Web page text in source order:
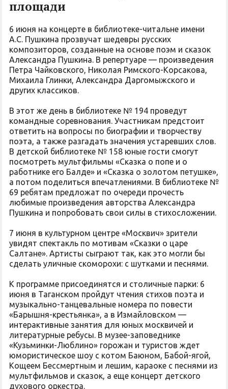
площади
6 июня на концерте в библиотеке-читальне имени
А.С. Пушкина прозвучат шедевры русских
композиторов, созданные на основе поэм и сказок
Александра Пушкина. В репертуаре — произведения
Петра Чайковского, Николая Римского-Корсакова,
Михаила Глинки, Александра Даргомыжского и
других классиков.
В этот же день в библиотеке № 194 проведут
командные соревнования. Участникам предстоит
ответить на вопросы по биографии и творчеству
поэта, а также разгадать значения устаревших слов.
В детской библиотеке № 158 юные гости смогут
посмотреть мультфильмы «Сказка о попе и о
работнике его Балде» и «Сказка о золотом петушке»,
а потом поделиться впечатлениями. В библиотеке №
69 ребятам предложат по очереди прочесть
любимые произведения авторства Александра
Пушкина и попробовать свои силы в стихосложении.
7 июня в культурном центре «Москвич» зрители
увидят спектакль по мотивам «Сказки о царе
Салтане». Артисты сыграют так, как это могли бы
сделать уличные скоморохи: с шутками и песнями.
К программе присоединятся и столичные парки: 6
июня в Таганском пройдут чтения стихов поэта и
музыкально-танцевальные номера по повести
«Барышня-крестьянка», а в Измайловском —
интерактивные занятия для юных москвичей и
литературные ребусы. В музее-заповеднике
«Кузьминки-Люблино» горожан и туристов ждет
юмористическое шоу с котом Баюном, Бабой-ягой,
Кощеем Бессмертным и лешим, караоке с песнями из
мультфильмов и сказок, а еще концерт детского
духового оркестра.